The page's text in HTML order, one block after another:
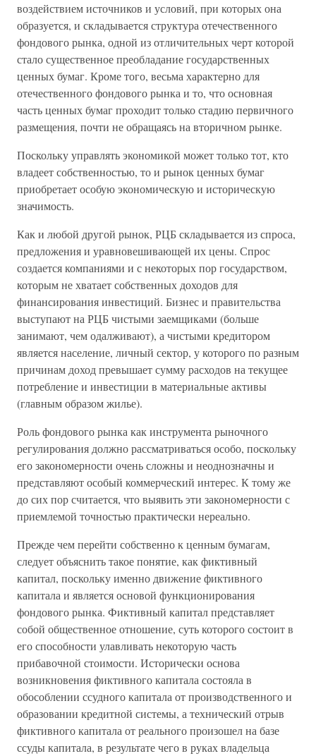
воздействием источников и условий, при которых она
образуется, и складывается структура отечественного
фондового рынка, одной из отличительных черт которой
стало существенное преобладание государственных
ценных бумаг. Кроме того, весьма характерно для
отечественного фондового рынка и то, что основная
часть ценных бумаг проходит только стадию первичного
размещения, почти не обращаясь на вторичном рынке.
Поскольку управлять экономикой может только тот, кто
владеет собственностью, то и рынок ценных бумаг
приобретает особую экономическую и историческую
значимость.
Как и любой другой рынок, РЦБ складывается из спроса,
предложения и уравновешивающей их цены. Спрос
создается компаниями и с некоторых пор государством,
которым не хватает собственных доходов для
финансирования инвестиций. Бизнес и правительства
выступают на РЦБ чистыми заемщиками (больше
занимают, чем одалживают), а чистыми кредитором
является население, личный сектор, у которого по разным
причинам доход превышает сумму расходов на текущее
потребление и инвестиции в материальные активы
(главным образом жилье).
Роль фондового рынка как инструмента рыночного
регулирования должно рассматриваться особо, поскольку
его закономерности очень сложны и неоднозначны и
представляют особый коммерческий интерес. К тому же
до сих пор считается, что выявить эти закономерности с
приемлемой точностью практически нереально.
Прежде чем перейти собственно к ценным бумагам,
следует объяснить такое понятие, как фиктивный
капитал, поскольку именно движение фиктивного
капитала и является основой функционирования
фондового рынка. Фиктивный капитал представляет
собой общественное отношение, суть которого состоит в
его способности улавливать некоторую часть
прибавочной стоимости. Исторически основа
возникновения фиктивного капитала состояла в
обособлении ссудного капитала от производственного и
образовании кредитной системы, а технический отрыв
фиктивного капитала от реального произошел на базе
ссуды капитала, в результате чего в руках владельца